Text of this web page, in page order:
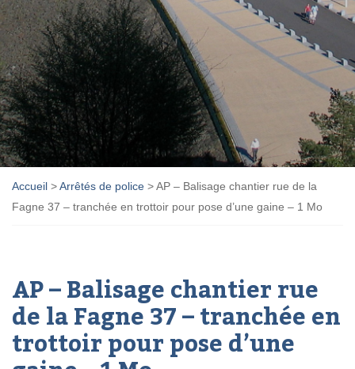
Accueil >Arrêtés de police >AP – Balisage chantier rue de la
Fagne 37 – tranchée en trottoir pour pose d’une gaine – 1 Mo
AP – Balisage chantier rue
de la Fagne 37 – tranchée en
trottoir pour pose d’une